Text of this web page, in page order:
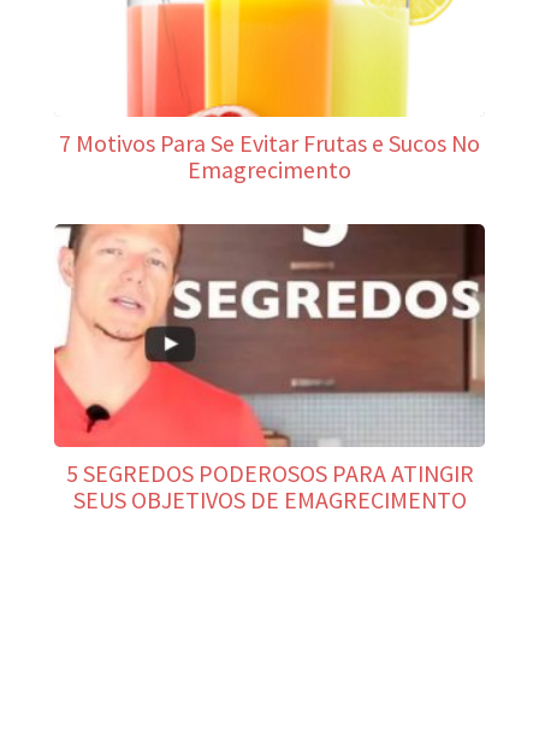
7 Motivos Para Se Evitar Frutas e Sucos No
Emagrecimento
5 SEGREDOS PODEROSOS PARA ATINGIR
SEUS OBJETIVOS DE EMAGRECIMENTO